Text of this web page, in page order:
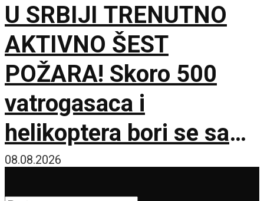
U SRBIJI TRENUTNO
AKTIVNO ŠEST
POŽARA! Skoro 500
vatrogasaca i
helikoptera bori se sa
vatrenom stihijom!
08.08.2026